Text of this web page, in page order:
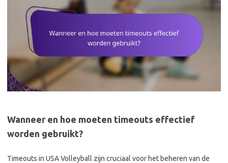
Wanneer en hoe moeten timeouts effectief
worden gebruikt?
Timeouts in USA Volleyball zijn cruciaal voor het beheren van de